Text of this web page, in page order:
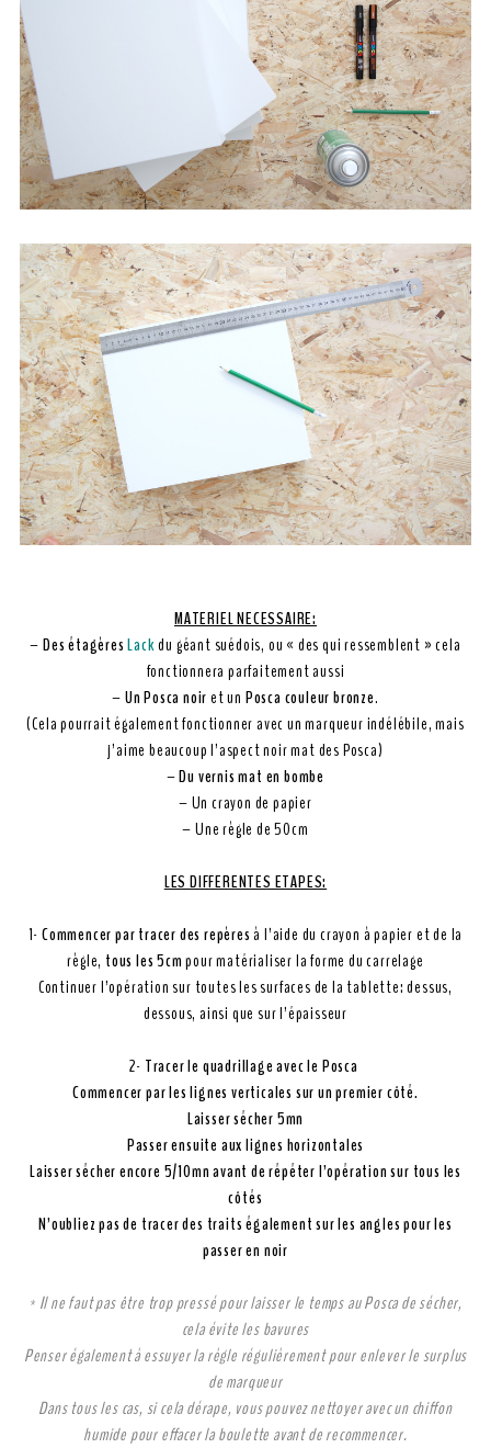
MATERIEL NECESSAIRE:
–Des étagèresLackdu géant suédois, ou « des qui ressemblent » cela
fonctionnera parfaitement aussi
–Un Posca noiret un Posca couleur bronze.
(Cela pourrait également fonctionner avec un marqueur indélébile, mais
j’aime beaucoup l’aspect noir mat des Posca)
–Du vernis mat en bombe
– Un crayon de papier
– Une règle de 50cm
LES DIFFERENTES ETAPES:
1-Commencer par tracer des repèresà l’aide du crayon à papier et de la
règle, tous les 5cmpour matérialiser la forme du carrelage
Continuer l’opération sur toutes les surfaces de la tablette: dessus,
dessous, ainsi que sur l’épaisseur
2- Tracer le quadrillage avec le Posca
Commencer par les lignes verticales sur un premier côté.
Laisser sécher 5mn
Passer ensuite aux lignes horizontales
Laisser sécher encore 5/10mn avant de répéter l’opération sur tous les
côtés
N’oubliez pas de tracer des traits également sur les angles pour les
passer en noir
* Il ne faut pas être trop pressé pour laisser le temps au Posca de sécher,
cela évite les bavures
Penser également à essuyer la règle régulièrement pour enlever le surplus
de marqueur
Dans tous les cas, si cela dérape, vous pouvez nettoyer avec un chiffon
humide pour effacer la boulette avant de recommencer.